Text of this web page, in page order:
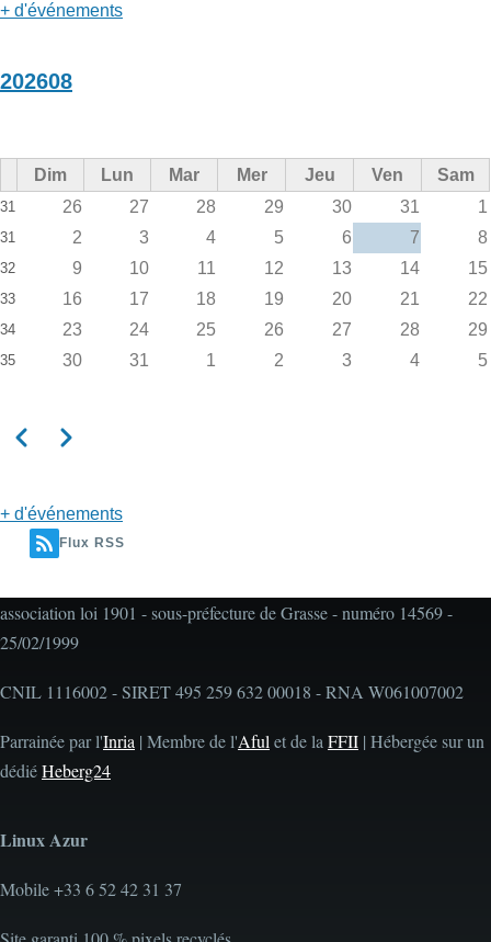
+ d'événements
202608
Dim Lun Mar Mer Jeu Ven Sam
31 26 27 28 29 30 31 1
31 2 3 4 5 6 7 8
32 9 10 11 12 13 14 15
33 16 17 18 19 20 21 22
34 23 24 25 26 27 28 29
35 30 31 1 2 3 4 5
PrécédentSuivant
+ d'événements
Flux RSS
association loi 1901 - sous-préfecture de Grasse - numéro 14569 -
25/02/1999
CNIL 1116002 - SIRET 495 259 632 00018 - RNA W061007002
Parrainée par l'Inria | Membre de l'Aful et de la FFII | Hébergée sur un
dédiéHeberg24
Linux Azur
Mobile +33 6 52 42 31 37